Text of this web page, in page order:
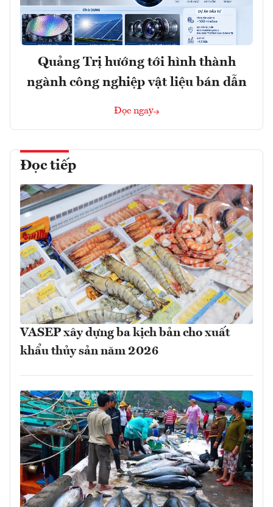
Quảng Trị hướng tới hình thành
ngành công nghiệp vật liệu bán dẫn
Đọc ngay
Đọc tiếp
VASEP xây dựng ba kịch bản cho xuất
khẩu thủy sản năm 2026